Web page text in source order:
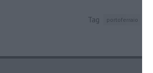
Tag portoferraio